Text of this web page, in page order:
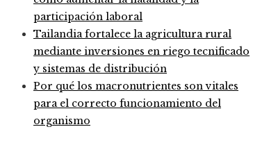
participación laboral
Tailandia fortalece la agricultura rural
mediante inversiones en riego tecnificado
y sistemas de distribución
Por qué los macronutrientes son vitales
para el correcto funcionamiento del
organismo